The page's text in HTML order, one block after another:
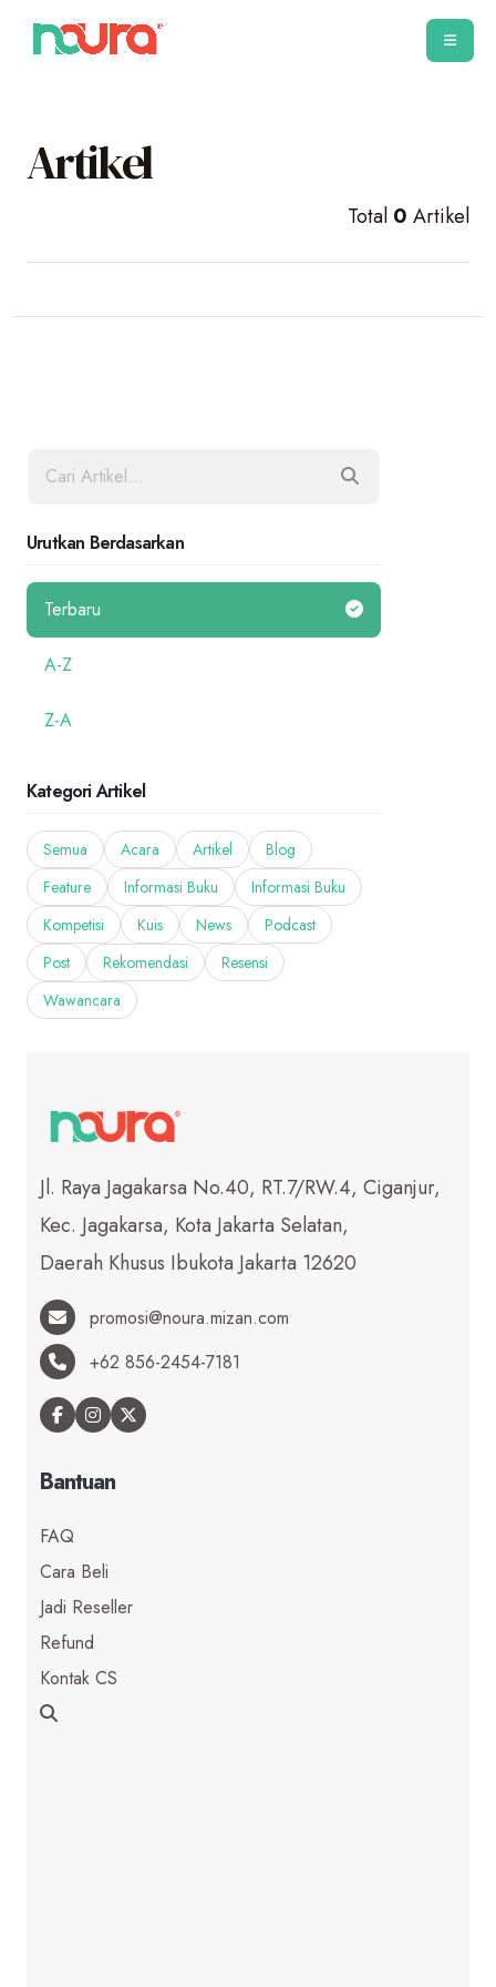
Artikel
Total 0 Artikel
Urutkan Berdasarkan
Terbaru
A-Z
Z-A
Kategori Artikel
Semua Acara Artikel
Blog
Feature
Informasi Buku
Informasi Buku
Kompetisi
Kuis News
Podcast
Post
Rekomendasi
Resensi
Wawancara
Jl. Raya Jagakarsa No.40, RT.7/RW.4, Ciganjur,
Kec. Jagakarsa, Kota Jakarta Selatan,
Daerah Khusus Ibukota Jakarta 12620
promosi@noura.mizan.com
+62 856-2454-7181
Bantuan
FAQ
Cara Beli
Jadi Reseller
Refund
Kontak CS